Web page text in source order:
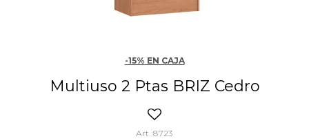
-15% EN CAJA
Multiuso 2 Ptas BRIZ Cedro
8723